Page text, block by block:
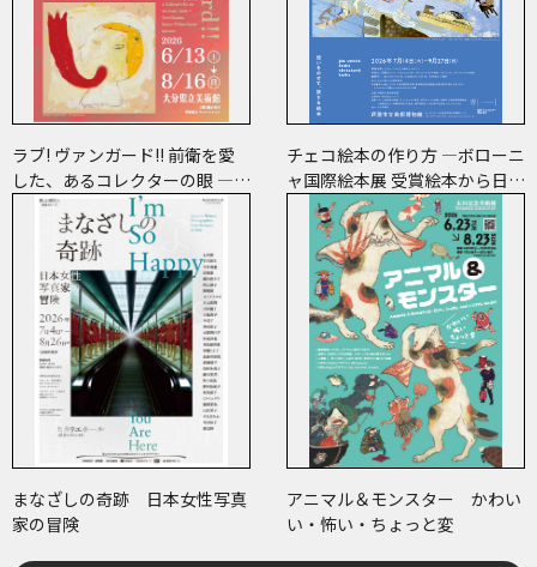
ラブ! ヴァンガード!! 前衛を愛
した、あるコレクターの眼 ―草
間彌生、ヘイター and more
チェコ絵本の作り方 ―ボローニ
ャ国際絵本展 受賞絵本から日･
チェコ共作のコミックまで―
まなざしの奇跡 日本女性写真
家の冒険
アニマル＆モンスター かわい
い・怖い・ちょっと変